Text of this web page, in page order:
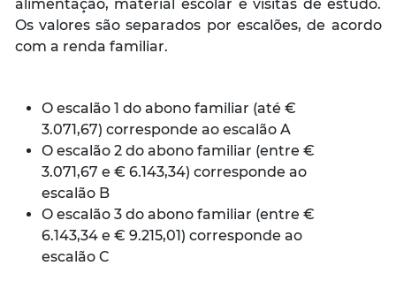
alimentação, material escolar e visitas de estudo.
Os valores são separados por escalões, de acordo
com a renda familiar.
O escalão 1 do abono familiar (até €
3.071,67) corresponde ao escalão A
O escalão 2 do abono familiar (entre €
3.071,67 e € 6.143,34) corresponde ao
escalão B
O escalão 3 do abono familiar (entre €
6.143,34 e € 9.215,01) corresponde ao
escalão C